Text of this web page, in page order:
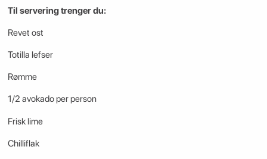
Til servering trenger du:
Revet ost
Totilla lefser
Rømme
1/2 avokado per person
Frisk lime
Chilliflak